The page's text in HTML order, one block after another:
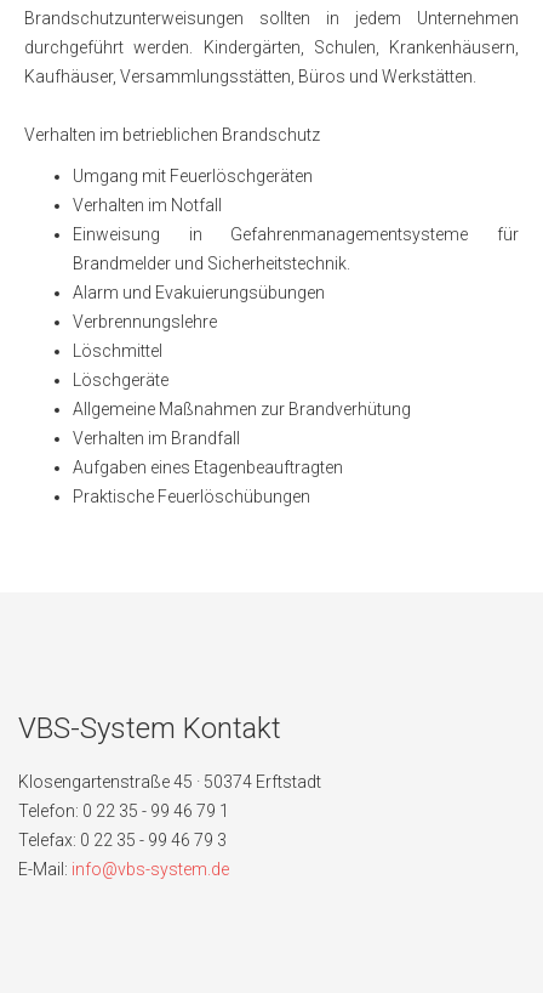
Brandschutzunterweisungen sollten in jedem Unternehmen
durchgeführt werden. Kindergärten, Schulen, Krankenhäusern,
Kaufhäuser, Versammlungsstätten, Büros und Werkstätten.
Verhalten im betrieblichen Brandschutz
Umgang mit Feuerlöschgeräten
Verhalten im Notfall
Einweisung in Gefahrenmanagementsysteme für
Brandmelder und Sicherheitstechnik.
Alarm und Evakuierungsübungen
Verbrennungslehre
Löschmittel
Löschgeräte
Allgemeine Maßnahmen zur Brandverhütung
Verhalten im Brandfall
Aufgaben eines Etagenbeauftragten
Praktische Feuerlöschübungen
VBS-System Kontakt
Klosengartenstraße 45 · 50374 Erftstadt
Telefon: 0 22 35 - 99 46 79 1
Telefax: 0 22 35 - 99 46 79 3
E-Mail: info@vbs-system.de